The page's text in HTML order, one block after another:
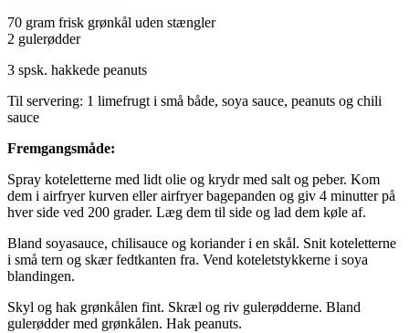
70 gram frisk grønkål uden stængler
2 gulerødder
3 spsk. hakkede peanuts
Til servering: 1 limefrugt i små både, soya sauce, peanuts og chili
sauce
Fremgangsmåde:
Spray koteletterne med lidt olie og krydr med salt og peber. Kom
dem i airfryer kurven eller airfryer bagepanden og giv 4 minutter på
hver side ved 200 grader. Læg dem til side og lad dem køle af.
Bland soyasauce, chilisauce og koriander i en skål. Snit koteletterne
i små tern og skær fedtkanten fra. Vend koteletstykkerne i soya
blandingen.
Skyl og hak grønkålen fint. Skræl og riv gulerødderne. Bland
gulerødder med grønkålen. Hak peanuts.